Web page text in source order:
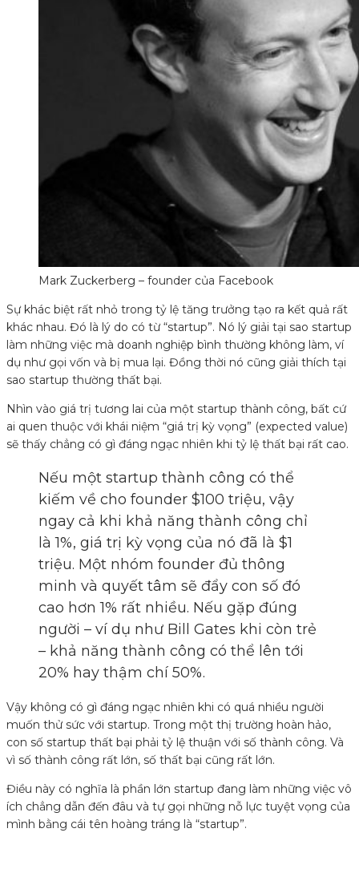
Mark Zuckerberg – founder của Facebook
Sự khác biệt rất nhỏ trong tỷ lệ tăng trưởng tạo ra kết quả rất
khác nhau. Đó là lý do có từ “startup”. Nó lý giải tại sao startup
làm những việc mà doanh nghiệp bình thường không làm, ví
dụ như gọi vốn và bị mua lại. Đồng thời nó cũng giải thích tại
sao startup thường thất bại.
Nhìn vào giá trị tương lai của một startup thành công, bất cứ
ai quen thuộc với khái niệm “giá trị kỳ vọng” (expected value)
sẽ thấy chẳng có gì đáng ngạc nhiên khi tỷ lệ thất bại rất cao.
Nếu một startup thành công có thể
kiếm về cho founder $100 triệu, vậy
ngay cả khi khả năng thành công chỉ
là 1%, giá trị kỳ vọng của nó đã là $1
triệu. Một nhóm founder đủ thông
minh và quyết tâm sẽ đẩy con số đó
cao hơn 1% rất nhiều. Nếu gặp đúng
người – ví dụ như Bill Gates khi còn trẻ
– khả năng thành công có thể lên tới
20% hay thậm chí 50%.
Vậy không có gì đáng ngạc nhiên khi có quá nhiều người
muốn thử sức với startup. Trong một thị trường hoàn hảo,
con số startup thất bại phải tỷ lệ thuận với số thành công. Và
vì số thành công rất lớn, số thất bại cũng rất lớn.
Điều này có nghĩa là phần lớn startup đang làm những việc vô
ích chẳng dẫn đến đâu và tự gọi những nỗ lực tuyệt vọng của
mình bằng cái tên hoàng tráng là “startup”.